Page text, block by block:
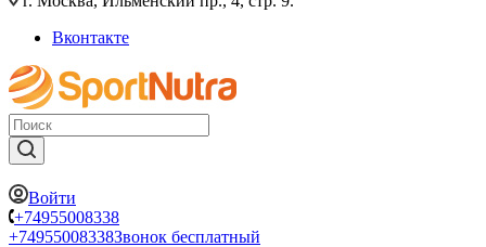
Вконтакте
Войти
+74955008338
+74955008338Звонок бесплатный